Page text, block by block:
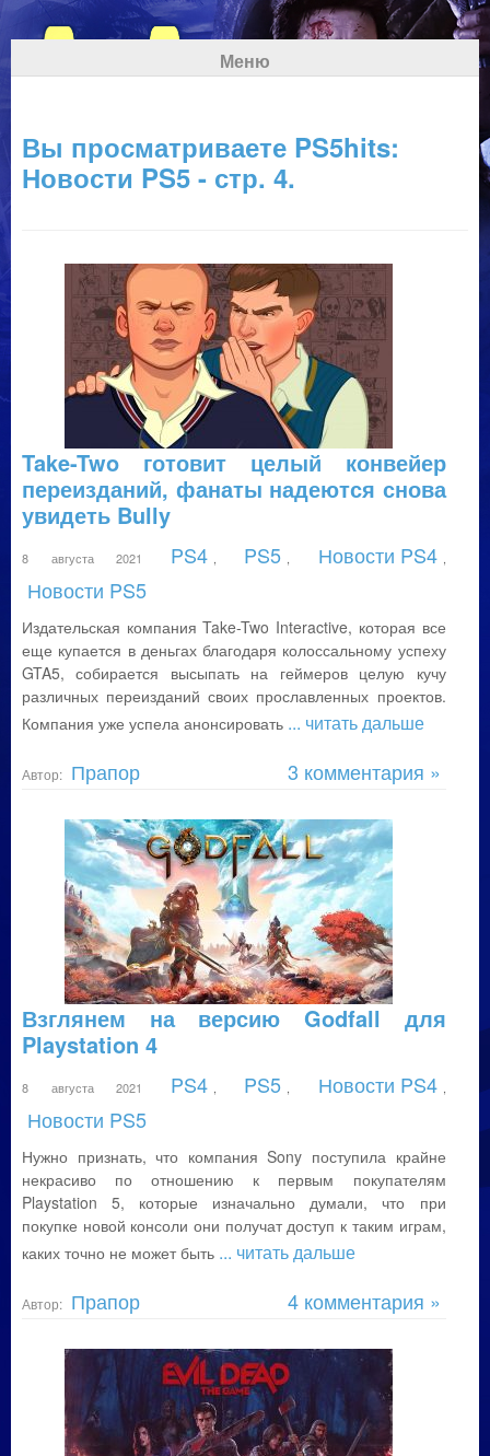
Меню
Вы просматриваете PS5hits:
Новости PS5 - стр. 4.
Take-Two готовит целый конвейер
переизданий, фанаты надеются снова
увидеть Bully
8 августа 2021 PS4 PS5 Новости PS4
Новости PS5
Издательская компания Take-Two Interactive, которая все
еще купается в деньгах благодаря колоссальному успеху
GTA5, собирается высыпать на геймеров целую кучу
различных переизданий своих прославленных проектов.
Компания уже успела анонсировать ... читать дальше
Автор: Прапор 3 комментария »
Взглянем на версию Godfall для
Playstation 4
8 августа 2021 PS4 PS5 Новости PS4
Новости PS5
Нужно признать, что компания Sony поступила крайне
некрасиво по отношению к первым покупателям
Playstation 5, которые изначально думали, что при
покупке новой консоли они получат доступ к таким играм,
каких точно не может быть ... читать дальше
Автор: Прапор 4 комментария »